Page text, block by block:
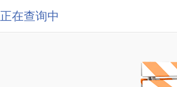
正在查询中